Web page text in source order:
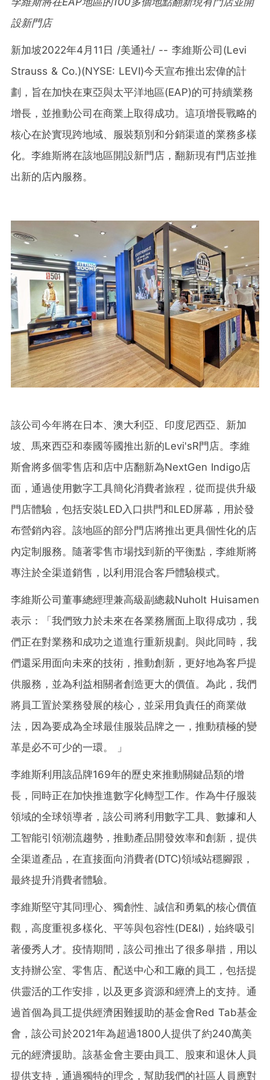
設新門店
新加坡2022年4月11日 /美通社/ -- 李維斯公司(Levi
Strauss & Co.)(NYSE: LEVI)今天宣布推出宏偉的計
劃，旨在加快在東亞與太平洋地區(EAP)的可持續業務
增長，並推動公司在商業上取得成功。這項增長戰略的
核心在於實現跨地域、服裝類別和分銷渠道的業務多樣
化。李維斯將在該地區開設新門店，翻新現有門店並推
出新的店內服務。
該公司今年將在日本、澳大利亞、印度尼西亞、新加
坡、馬來西亞和泰國等國推出新的Levi'sR門店。李維
斯會將多個零售店和店中店翻新為NextGen Indigo店
面，通過使用數字工具簡化消費者旅程，從而提供升級
門店體驗，包括安裝LED入口拱門和LED屏幕，用於發
布營銷內容。該地區的部分門店將推出更具個性化的店
內定制服務。隨著零售市場找到新的平衡點，李維斯將
專注於全渠道銷售，以利用混合客戶體驗模式。
李維斯公司董事總經理兼高級副總裁Nuholt Huisamen
表示：「我們致力於未來在各業務層面上取得成功，我
們正在對業務和成功之道進行重新規劃。與此同時，我
們還采用面向未來的技術，推動創新，更好地為客戶提
供服務，並為利益相關者創造更大的價值。為此，我們
將員工置於業務發展的核心，並采用負責任的商業做
法，因為要成為全球最佳服裝品牌之一，推動積極的變
革是必不可少的一環。 」
李維斯利用該品牌169年的歷史來推動關鍵品類的增
長，同時正在加快推進數字化轉型工作。作為牛仔服裝
領域的全球領導者，該公司將利用數字工具、數據和人
工智能引領潮流趨勢，推動產品開發效率和創新，提供
全渠道產品，在直接面向消費者(DTC)領域站穩腳跟，
最終提升消費者體驗。
李維斯堅守其同理心、獨創性、誠信和勇氣的核心價值
觀，高度重視多樣化、平等與包容性(DE&I)，始終吸引
著優秀人才。疫情期間，該公司推出了很多舉措，用以
支持辦公室、零售店、配送中心和工廠的員工，包括提
供靈活的工作安排，以及更多資源和經濟上的支持。通
過首個為員工提供經濟困難援助的基金會Red Tab基金
會，該公司於2021年為超過1800人提供了約240萬美
元的經濟援助。該基金會主要由員工、股東和退休人員
提供支持，通過獨特的理念，幫助我們的社區人員應對